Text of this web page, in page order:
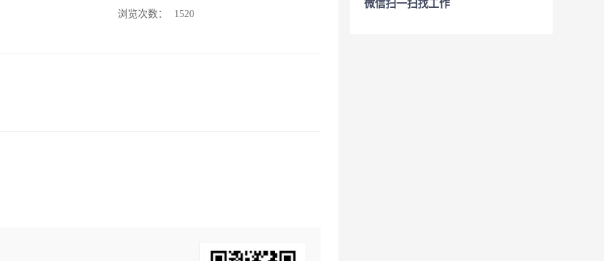
浏览次数：
1520
微信扫一扫找工作